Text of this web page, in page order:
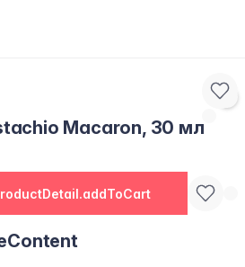
Macaron, 30 мл